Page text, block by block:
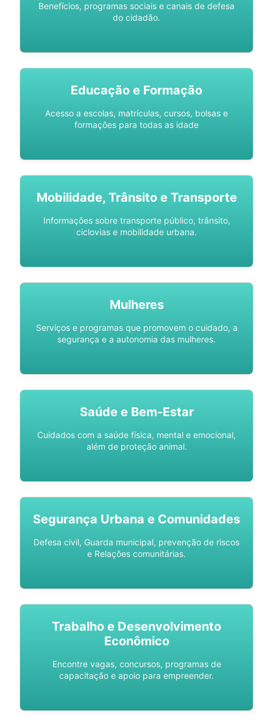
Benefícios, programas sociais e canais de defesa
do cidadão.
Educação e Formação
Acesso a escolas, matrículas, cursos, bolsas e
formações para todas as idade
Mobilidade, Trânsito e Transporte
Informações sobre transporte público, trânsito,
ciclovias e mobilidade urbana.
Mulheres
Serviços e programas que promovem o cuidado, a
segurança e a autonomia das mulheres.
Saúde e Bem-Estar
Cuidados com a saúde física, mental e emocional,
além de proteção animal.
Segurança Urbana e Comunidades
Defesa civil, Guarda municipal, prevenção de riscos
e Relações comunitárias.
Trabalho e Desenvolvimento
Econômico
Encontre vagas, concursos, programas de
capacitação e apoio para empreender.